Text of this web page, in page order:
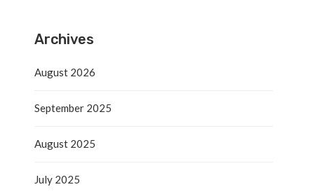
Archives
August 2026
September 2025
August 2025
July 2025